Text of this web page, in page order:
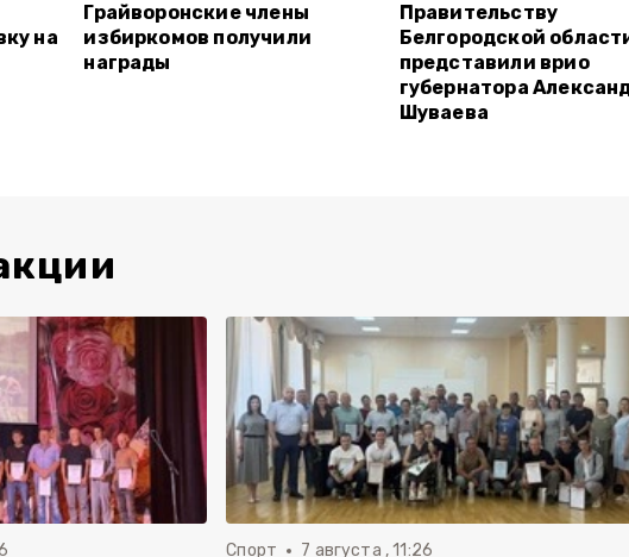
на
Грайворонские члены
избиркомов получили
награды
Правительству
Белгородской
представили врио
губернатора
Шуваева
Спорт 7 августа , 11:26